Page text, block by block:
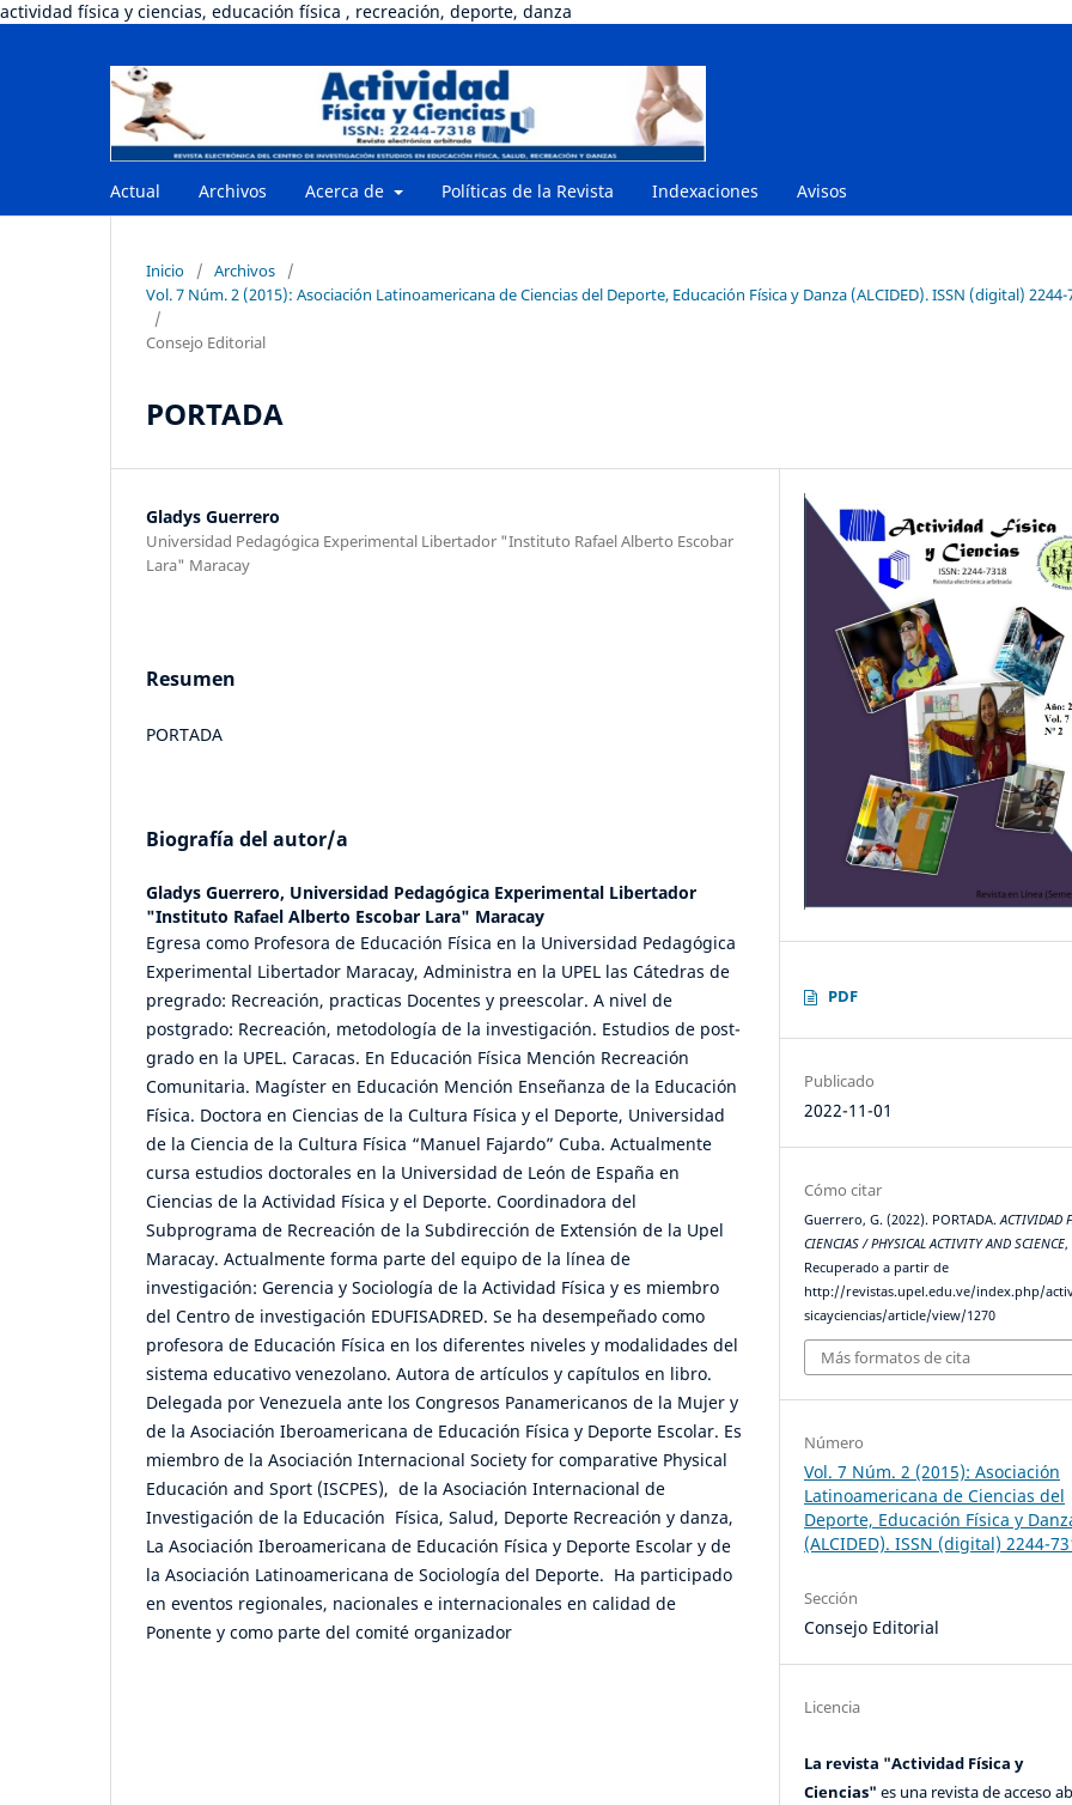
actividad física y ciencias, educación física , recreación, deporte, danza
Actual Archivos Acerca de Políticas de la Revista Indexaciones Avisos
Inicio / Archivos
/
Vol. 7 Núm. 2 (2015): Asociación Latinoamericana de Ciencias del Deporte, Educación Física y Danza (ALCIDED). ISSN (digital) 2244-
/
Consejo Editorial
PORTADA
Gladys Guerrero
Universidad Pedagógica Experimental Libertador "Instituto Rafael Alberto Escobar
Lara" Maracay
Resumen
PORTADA
Biografía del autor/a
Gladys Guerrero, Universidad Pedagógica Experimental Libertador
"Instituto Rafael Alberto Escobar Lara" Maracay
Egresa como Profesora de Educación Física en la Universidad Pedagógica
Experimental Libertador Maracay, Administra en la UPEL las Cátedras de
pregrado: Recreación, practicas Docentes y preescolar. A nivel de
postgrado: Recreación, metodología de la investigación. Estudios de post-
grado en la UPEL. Caracas. En Educación Física Mención Recreación
Comunitaria. Magíster en Educación Mención Enseñanza de la Educación
Física. Doctora en Ciencias de la Cultura Física y el Deporte, Universidad
de la Ciencia de la Cultura Física “Manuel Fajardo” Cuba. Actualmente
cursa estudios doctorales en la Universidad de León de España en
Ciencias de la Actividad Física y el Deporte. Coordinadora del
Subprograma de Recreación de la Subdirección de Extensión de la Upel
Maracay. Actualmente forma parte del equipo de la línea de
investigación: Gerencia y Sociología de la Actividad Física y es miembro
del Centro de investigación EDUFISADRED. Se ha desempeñado como
profesora de Educación Física en los diferentes niveles y modalidades del
sistema educativo venezolano. Autora de artículos y capítulos en libro.
Delegada por Venezuela ante los Congresos Panamericanos de la Mujer y
de la Asociación Iberoamericana de Educación Física y Deporte Escolar. Es
miembro de la Asociación Internacional Society for comparative Physical
Educación and Sport (ISCPES), de la Asociación Internacional de
Investigación de la Educación Física, Salud, Deporte Recreación y danza,
La Asociación Iberoamericana de Educación Física y Deporte Escolar y de
la Asociación Latinoamericana de Sociología del Deporte. Ha participado
en eventos regionales, nacionales e internacionales en calidad de
Ponente y como parte del comité organizador
PDF
Publicado
2022-11-01
Cómo citar
Guerrero, G. (2022). PORTADA.ACTIVIDAD
CIENCIAS / PHYSICAL ACTIVITY AND SCIENCE,
Recuperado a partir de
http://revistas.upel.edu.ve/index.php/
sicayciencias/article/view/1270
Más formatos de cita
Número
Vol. 7 Núm. 2 (2015): Asociación
Latinoamericana de Ciencias del
Deporte, Educación Física y
(ALCIDED). ISSN (digital) 2244-
Sección
Consejo Editorial
Licencia
La revista "Actividad Física y
Ciencias"es una revista de acceso